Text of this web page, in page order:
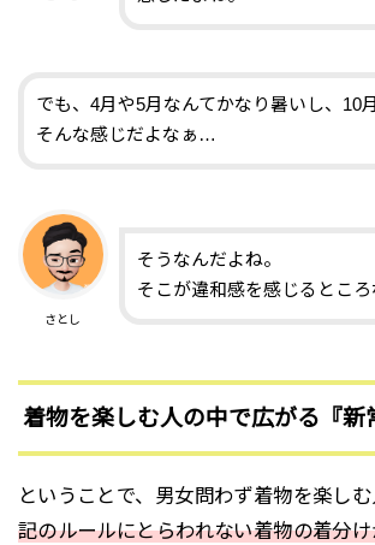
でも、4月や5月なんてかなり暑いし、10
そんな感じだよなぁ…
さとし
そうなんだよね。
そこが違和感を感じるところ
着物を楽しむ人の中で広がる『新
ということで、男女問わず着物を楽しむ
記のルールにとらわれない着物の着分